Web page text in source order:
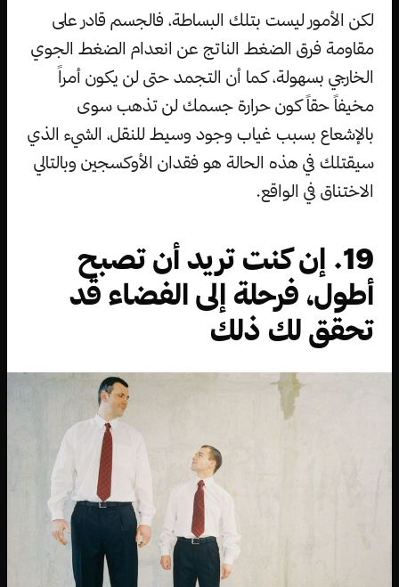
لكن الأمور ليست بتلك البساطة، فالجسم قادر على
مقاومة فرق الضغط الناتج عن انعدام الضغط الجوي
الخارجي بسهولة، كما أن التجمد حتى لن يكون أمراً
مخيفاً حقاً كون حرارة جسمك لن تذهب سوى
بالإشعاع بسبب غياب وجود وسيط للنقل، الشيء الذي
سيقتلك في هذه الحالة هو فقدان الأوكسجين وبالتالي
الاختناق في الواقع.
19. إن كنت تريد أن تصبح
أطول، فرحلة إلى الفضاء قد
تحقق لك ذلك